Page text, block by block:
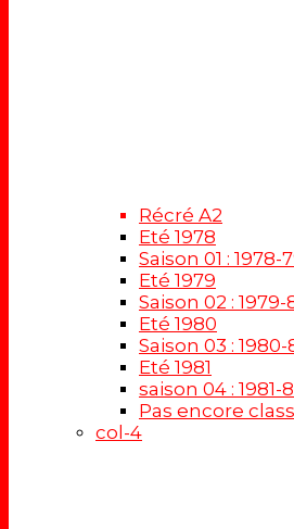
Récré A2
Eté 1978
Saison 01 : 1978-
Eté 1979
Saison 02 : 1979-
Eté 1980
Saison 03 : 1980-
Eté 1981
saison 04 :
Pas encore
col-4